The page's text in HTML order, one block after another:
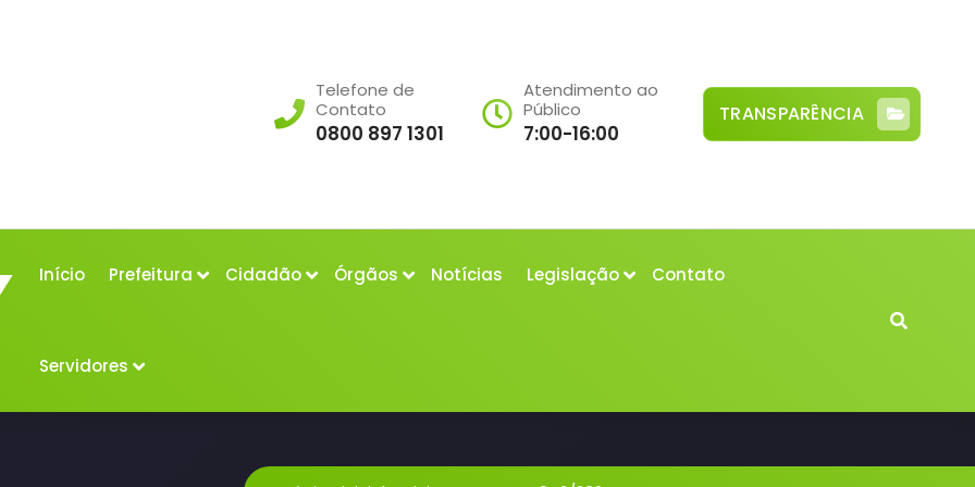
Telefone de
Contato
0800 897 1301
Atendimento ao
Público
7:00-16:00
TRANSPARÊNCIA
Início Prefeitura Cidadão Órgãos Notícias Legislação Contato
Servidores